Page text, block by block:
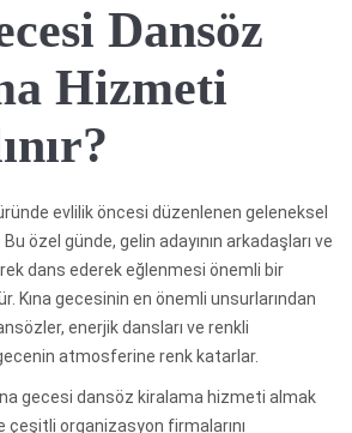
Dansöz
Hizmeti
evlilik öncesi düzenlenen geleneksel
özel günde, gelin adayının arkadaşları ve
dans ederek eğlenmesi önemli bir
Kına gecesinin en önemli unsurlarından
enerjik dansları ve renkli
atmosferine renk katarlar.
gecesi dansöz kiralama hizmeti almak
organizasyon firmalarını